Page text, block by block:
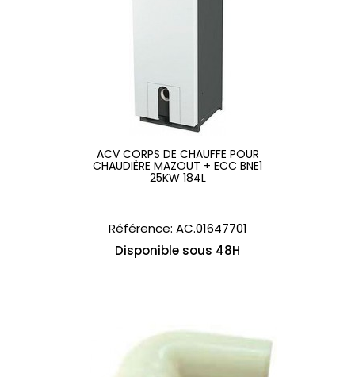
ACV CORPS DE CHAUFFE POUR
ACV CORPS DE CHAUFFE POUR
CHAUDIÈRE MAZOUT + ECC BNE1
25KW 184L
Référence: AC.01647701
Disponible sous 48H